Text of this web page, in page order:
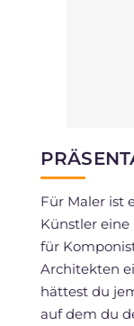
Für Maler ist
Künstler eine
für
Architekten
hättest du
auf dem du